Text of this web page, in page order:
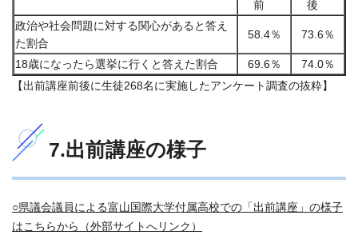
前
後
政治や社会問題に対する関心があると答え
た割合
58.4％ 73.6％
18歳になったら選挙に行くと答えた割合 69.6％
74.0％
【出前講座前後に生徒268名に実施したアンケート調査の抜粋】
7.出前講座の様子
○県議会議員による富山国際大学付属高校での「出前講座」の様子
はこちらから（外部サイトへリンク）